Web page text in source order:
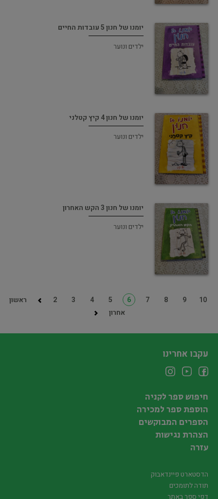
יומנו של חנון 5 עובדות החיים
ילדים ונוער
יומנו של חנון 4 קיץ קטלני
ילדים ונוער
יומנו של חנון 3 הקש האחרון
ילדים ונוער
ראשון 2 3 4 5 6 7 8 9
10
אחרון
עקבו אחרינו
חיפוש ספר לקניה
הוספת ספר למכירה
הספרים המבוקשים
הצהרת נגישות
עזרה
הדסטארט פיינדאבוק
תודה לתומכים
דפי ספר באתר